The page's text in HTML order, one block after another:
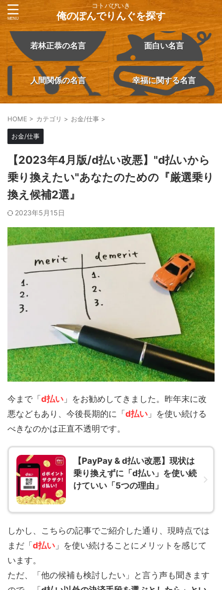
コトバびいき
俺のぽんでりんぐを探す
若林正恭の名言 面白い名言
人間関係の名言 幸福に関する名言
HOME > カテゴリ > お金/仕事 >
お金/仕事
【2023年4月版/d払い改悪】"d払いから
乗り換えたい"あなたのための『厳選乗り
換え候補2選』
2023年5月15日
今まで「d払い 」をお勧めしてきました。昨年末に改
悪などもあり、今後長期的に「d払い 」を使い続ける
べきなのかは正直不透明です。
【PayPay & d払い改悪】現状は
乗り換えずに「d払い」を使い続
けていい「5つの理由」
しかし、こちらの記事でご紹介した通り、現時点では
まだ「d払い 」を使い続けることにメリットを感じて
います。
ただ、「他の候補も検討したい」と言う声も聞きます